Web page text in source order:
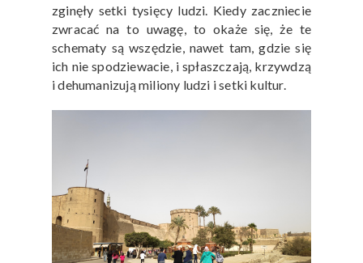
zginęły setki tysięcy ludzi. Kiedy zaczniecie
zwracać na to uwagę, to okaże się, że te
schematy są wszędzie, nawet tam, gdzie się
ich nie spodziewacie, i spłaszczają, krzywdzą
i dehumanizują miliony ludzi i setki kultur.